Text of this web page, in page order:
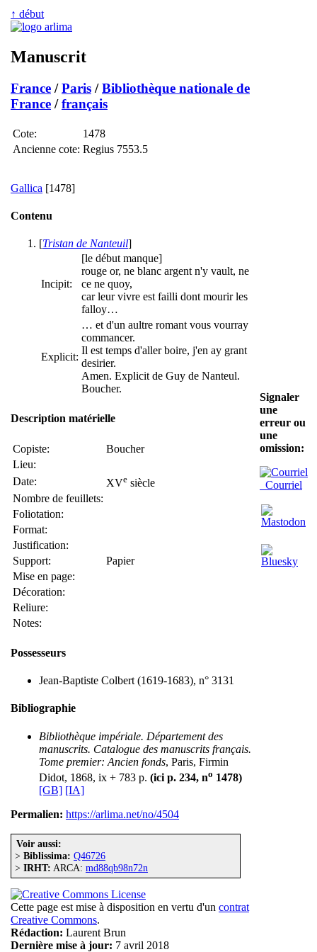
↑ début
Manuscrit
France /Paris /Bibliothèque nationale de
France /français
Cote:
1478
Ancienne cote: Regius 7553.5
Gallica [1478]
Contenu
[Tristan de Nanteuil]
Incipit:
[le début manque]
rouge or, ne blanc argent n'y vault, ne
ce ne quoy,
car leur vivre est failli dont mourir les
falloy…
Explicit:
… et d'un aultre romant vous vourray
commancer.
Il est temps d'aller boire, j'en ay grant
desirier.
Amen. Explicit de Guy de Nanteul.
Boucher.
Description matérielle
Copiste:
Boucher
Lieu:
Date:
XVe siècle
Nombre de feuillets:
Foliotation:
Format:
Justification:
Support:
Papier
Mise en page:
Décoration:
Reliure:
Notes:
Possesseurs
Jean-Baptiste Colbert (1619-1683), n° 3131
Bibliographie
Bibliothèque impériale. Département des
manuscrits. Catalogue des manuscrits français.
Tome premier: Ancien fonds, Paris, Firmin
Didot, 1868, ix + 783 p. (ici p. 234, no 1478)
[GB] [IA]
Permalien: https://arlima.net/no/4504
Voir aussi:
> Biblissima: Q46726
> IRHT: ARCA: md88qb98n72n
Cette page est mise à disposition en vertu d'un contrat
Creative Commons.
Rédaction: Laurent Brun
Dernière mise à jour: 7 avril 2018
Signaler
une
erreur ou
une
omission:
Courriel